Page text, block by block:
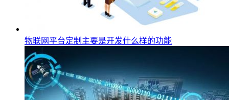
物联网平台定制主要是开发什么样的功能